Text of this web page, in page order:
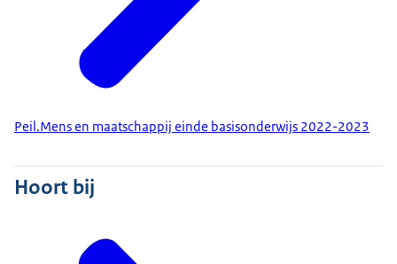
Peil.Mens en maatschappij einde basisonderwijs 2022-2023
Hoort bij